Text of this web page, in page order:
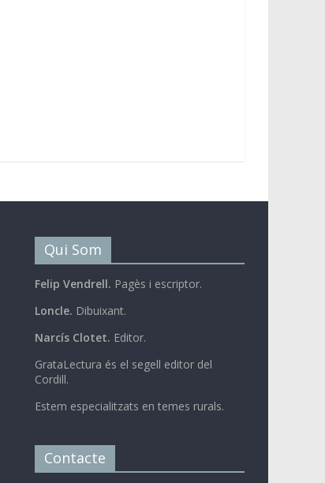
Qui Som
Felip Vendrell. Pagès i escriptor.
Loncle. Dibuixant.
Narcís Clotet. Editor.
GrataLectura és el segell editor del
Cordill.
Estem especialitzats en temes rurals.
Contacte